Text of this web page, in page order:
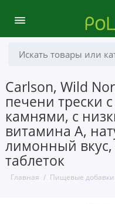
Carlson, Wild
печени трески
камнями, с
витамина А,
лимонный вкус,
таблеток
Главная Пищевые добавки